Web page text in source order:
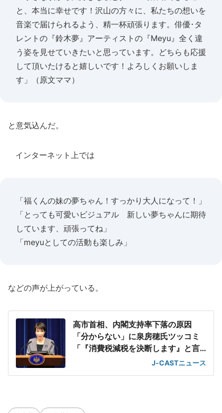
と、本当に幸せです！沢山の方々に、私たちの想いを
音楽で届けられるよう、精一杯頑張ります。俳優･タ
レントの『鈴木夢』アーティストの『Meyu』全く違
う姿を見せていきたいと思っています。どちらも応援
して頂いたけると嬉しいです！よろしくお願いしま
す」（原文ママ）
と意気込んだ。
インターネット上では
「福くんの妹の夢ちゃん！すっかり大人になって！」
「とっても可愛いビジュアル 新しい夢ちゃんに期待
しています、頑張ってね」
「meyuとしての活動も楽しみ」
などの声が上がっている。
高市首相、内閣支持率下落の原因
「分からない」に泉房穂氏ツッコミ
「『消費税減税を決断します』と言
J-CASTニュース